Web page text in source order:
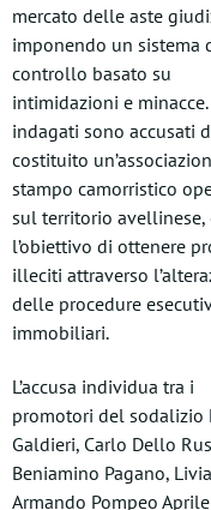
mercato delle aste
imponendo un sistema
controllo basato su
intimidazioni e minacce.
indagati sono accusati
costituito
stampo camorristico
sul territorio avellinese,
l’obiettivo di ottenere
illeciti attraverso
delle procedure
immobiliari.
L’accusa individua tra i
promotori del sodalizio
Galdieri, Carlo Dello
Beniamino Pagano,
Armando Pompeo